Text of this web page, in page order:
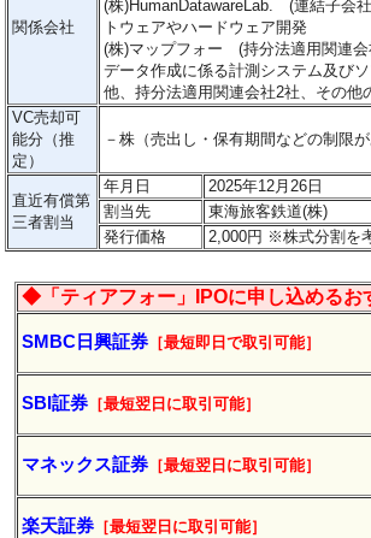
関係会社
(株)HumanDatawareLab. (連結子会
トウェアやハードウェア開発
(株)マップフォー (持分法適用関連
データ作成に係る計測システム及び
他、持分法適用関連会社2社、その他
VC売却可
能分（推
定）
－株（売出し・保有期間などの制限が
直近有償第
三者割当
年月日
2025年12月26日
割当先
東海旅客鉄道(株)
発行価格
2,000円 ※株式分割を
◆「ティアフォー」IPOに申し込めるお
SMBC日興証券 ［最短即日で取引可能］
SBI証券 ［最短翌日に取引可能］
マネックス証券 ［最短翌日に取引可能］
楽天証券 ［最短翌日に取引可能］